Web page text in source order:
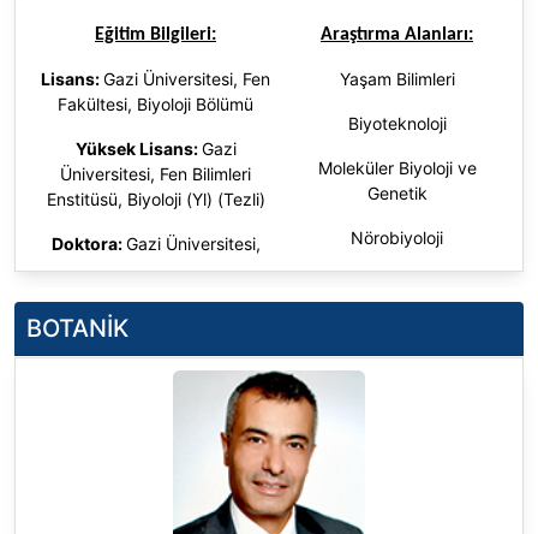
Eğitim Bilgileri: Araştırma Alanları:
Lisans:Gazi Üniversitesi, Fen
Fakültesi, Biyoloji Bölümü
Yüksek Lisans:Gazi
Üniversitesi, Fen Bilimleri
Enstitüsü, Biyoloji (Yl) (Tezli)
Doktora:Gazi Üniversitesi,
Fen Bilimleri Enstitüsü, Biyoloji
Yaşam Bilimleri
Biyoteknoloji
Moleküler Biyoloji ve
Genetik
Nörobiyoloji
BOTANİK